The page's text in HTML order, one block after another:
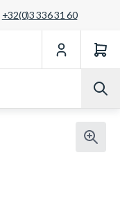
+32(0)3 336 31 60